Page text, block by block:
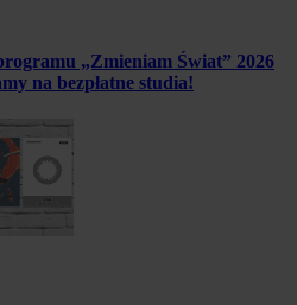
„Zmieniam Świat” 2026
na bezpłatne studia!